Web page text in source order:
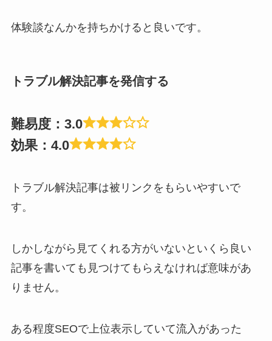
体験談なんかを持ちかけると良いです。
トラブル解決記事を発信する
難易度：3.0
効果：4.0
トラブル解決記事は被リンクをもらいやすいで
す。
しかしながら見てくれる方がいないといくら良い
記事を書いても見つけてもらえなければ意味があ
りません。
ある程度SEOで上位表示していて流入があった